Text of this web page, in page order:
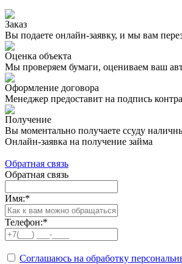
Заказ
Вы подаете онлайн-заявку, и мы вам
Оценка объекта
Мы проверяем бумаги, оцениваем ваш
Оформление договора
Менеджер предоставит на подпись
Получение
Вы моментально получаете ссуду
Онлайн-заявка на получение займа
Обратная связь
Обратная связь
Имя:*
Телефон:*
Соглашаюсь на обработку